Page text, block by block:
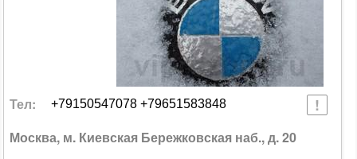
Тел: +79150547078 +79651583848
Москва, м. Киевская Бережковская наб., д. 20